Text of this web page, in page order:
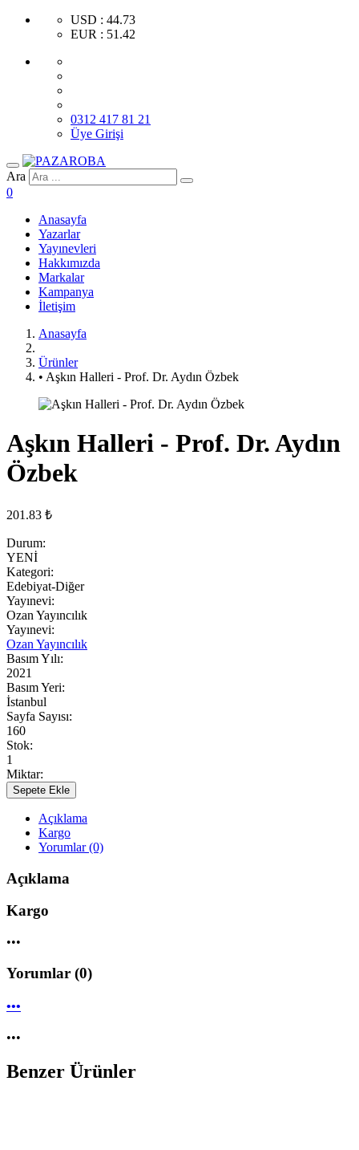
USD : 44.73
EUR : 51.42
0312 417 81 21
Üye Girişi
Ara
0
Anasayfa
Yazarlar
Yayınevleri
Hakkımızda
Markalar
Kampanya
İletişim
Anasayfa
Ürünler
• Aşkın Halleri - Prof. Dr. Aydın Özbek
Aşkın Halleri - Prof. Dr. Aydın
Özbek
201.83 ₺
Durum:
YENİ
Kategori:
Edebiyat-Diğer
Yayınevi:
Ozan Yayıncılık
Yayınevi:
Ozan Yayıncılık
Basım Yılı:
2021
Basım Yeri:
İstanbul
Sayfa Sayısı:
160
Stok:
1
Miktar:
Sepete Ekle
Açıklama
Kargo
Yorumlar (0)
Açıklama
Kargo
•••
Yorumlar (0)
•••
•••
Benzer Ürünler